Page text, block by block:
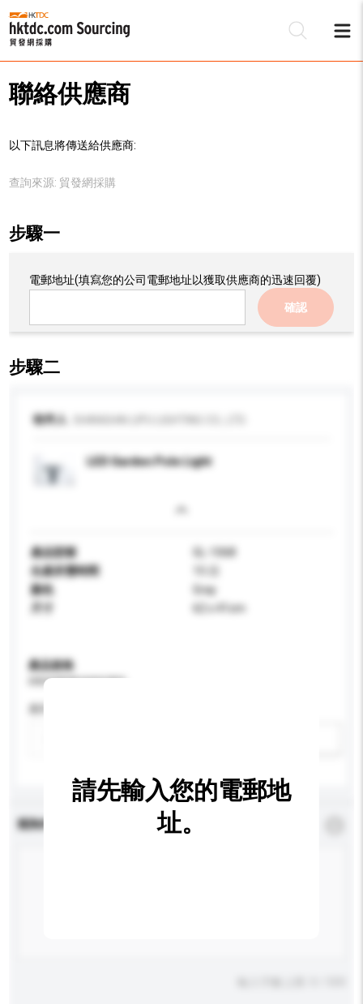
聯絡供應商
以下訊息將傳送給供應商:
查詢來源: 貿發網採購
步驟一
電郵地址(填寫您的公司電郵地址以獲取供應商的迅速回覆)
確認
步驟二
收件人
LED Garden Pole Light
產品型號
GL-1068
生產所需時間
顏色
Gray
62 x 41cm
產品規格
請提供您對產品的特定要求。
查詢內容
請先輸入您的電郵地
址。